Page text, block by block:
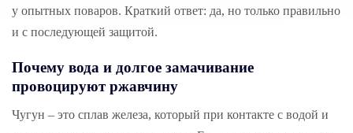
у опытных поваров. Краткий ответ: да, но только правильно
и с последующей защитой.
Почему вода и долгое замачивание
провоцируют ржавчину
Чугун – это сплав железа, который при контакте с водой и